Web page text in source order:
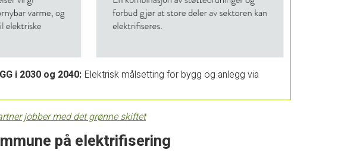
i 2030 og 2040: Elektrisk målsetting for bygg og anlegg via
jobber med det grønne skiftet
på elektrifisering